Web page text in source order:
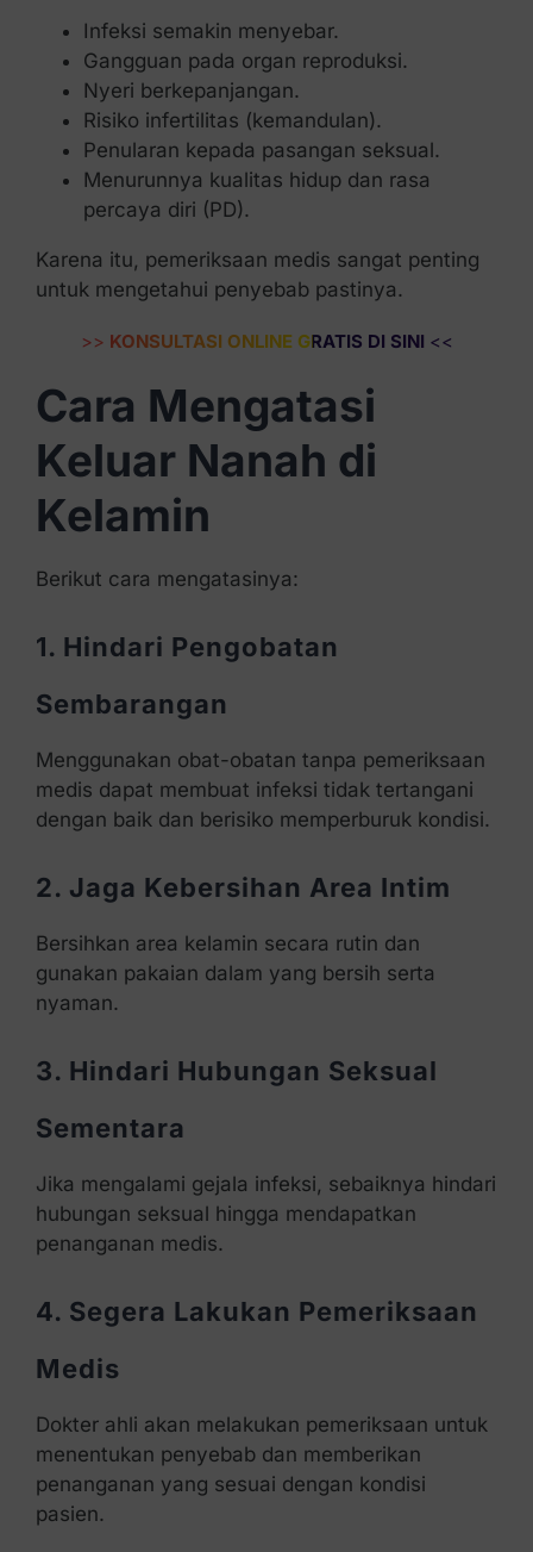
Infeksi semakin menyebar.
Gangguan pada organ reproduksi.
Nyeri berkepanjangan.
Risiko infertilitas (kemandulan).
Penularan kepada pasangan seksual.
Menurunnya kualitas hidup dan rasa
percaya diri (PD).
Karena itu, pemeriksaan medis sangat penting
untuk mengetahui penyebab pastinya.
>> KONSULTASI ONLINE GRATIS DI SINI <<
Cara Mengatasi
Keluar Nanah di
Kelamin
Berikut cara mengatasinya:
1. Hindari Pengobatan
Sembarangan
Menggunakan obat-obatan tanpa pemeriksaan
medis dapat membuat infeksi tidak tertangani
dengan baik dan berisiko memperburuk kondisi.
2. Jaga Kebersihan Area Intim
Bersihkan area kelamin secara rutin dan
gunakan pakaian dalam yang bersih serta
nyaman.
3. Hindari Hubungan Seksual
Sementara
Jika mengalami gejala infeksi, sebaiknya hindari
hubungan seksual hingga mendapatkan
penanganan medis.
4. Segera Lakukan Pemeriksaan
Medis
Dokter ahli akan melakukan pemeriksaan untuk
menentukan penyebab dan memberikan
penanganan yang sesuai dengan kondisi
pasien.